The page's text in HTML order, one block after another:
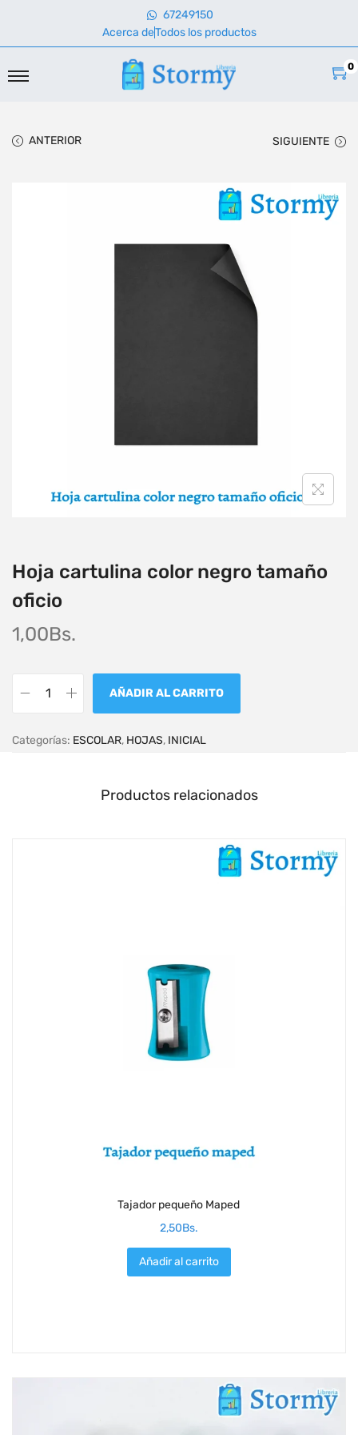
67249150
Acerca deTodos los productos
0
ANTERIOR SIGUIENTE
Hoja cartulina color negro tamaño
oficio
1,00Bs.
AÑADIR AL CARRITO
Categorías: ESCOLAR, HOJAS, INICIAL
Productos relacionados
Tajador pequeño Maped
2,50Bs.
Añadir al carrito